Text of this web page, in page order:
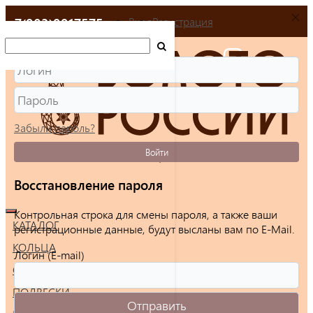
+7(903)9917575
КАТАЛОГ
КОЛЬЦА
СЕРЬГИ
ПОДВЕСКИ
ВходРегистрация
Забыли пароль?
Войти
Восстановление пароля
Контрольная строка для смены пароля, а также ваши
регистрационные данные, будут высланы вам по E-Mail.
Логин (E-mail)